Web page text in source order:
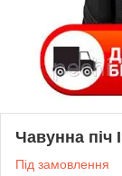
Чавунна піч
Під замовлення